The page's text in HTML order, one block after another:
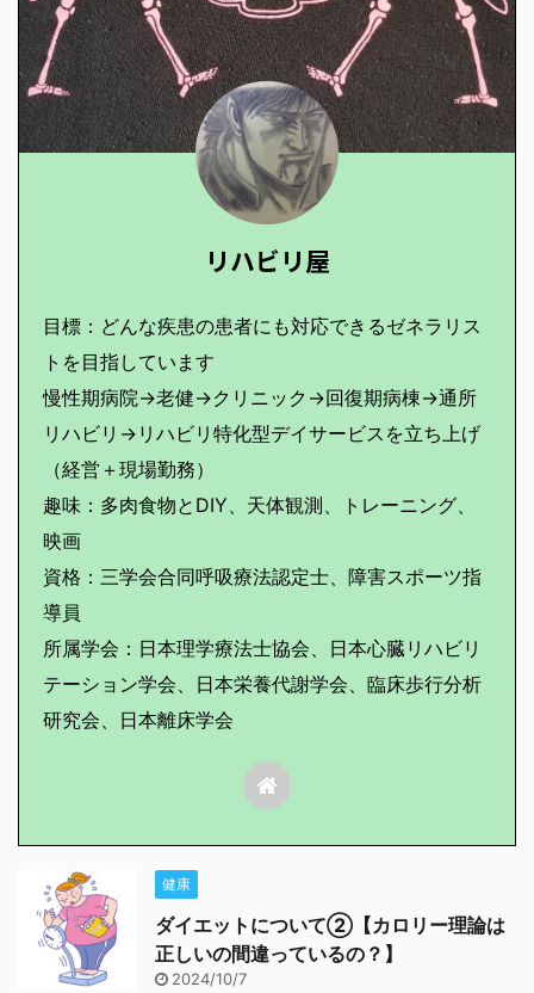
リハビリ屋
目標：どんな疾患の患者にも対応できるゼネラリス
トを目指しています
慢性期病院→老健→クリニック→回復期病棟→通所
リハビリ→リハビリ特化型デイサービスを立ち上げ
（経営＋現場勤務）
趣味：多肉食物とDIY、天体観測、トレーニング、
映画
資格：三学会合同呼吸療法認定士、障害スポーツ指
導員
所属学会：日本理学療法士協会、日本心臓リハビリ
テーション学会、日本栄養代謝学会、臨床歩行分析
研究会、日本離床学会
健康
ダイエットについて②【カロリー理論は
正しいの間違っているの？】
2024/10/7